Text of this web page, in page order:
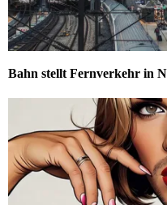
Bahn stellt Fernverkehr in